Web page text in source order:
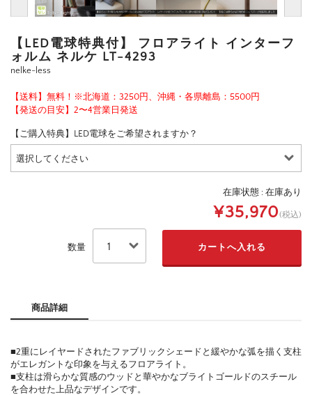
【LED電球特典付】 フロアライト インターフ
ォルム ネルケ LT-4293
nelke-less
【送料】無料！※北海道：3250円、沖縄・各県離島：5500円
【発送の目安】2〜4営業日発送
【ご購入特典】LED電球をご希望されますか？
在庫状態 : 在庫あり
¥35,970(税込)
数量
商品詳細
■2重にレイヤードされたファブリックシェードと緩やかな弧を描く支柱
がエレガントな印象を与えるフロアライト。
■支柱は滑らかな質感のウッドと華やかなブライトゴールドのスチール
を合わせた上品なデザインです。